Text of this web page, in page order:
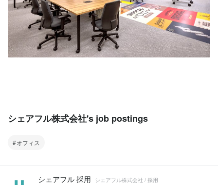
シェアフル株式会社's job postings
オフィス
シェアフル 採用 シェアフル株式会社 / 採用